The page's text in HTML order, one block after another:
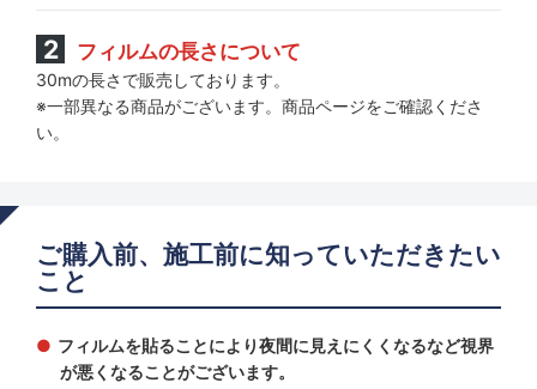
フィルムの長さについて
30mの長さで販売しております。
※一部異なる商品がございます。商品ページをご確認くださ
い。
ご購入前、施工前に知っていただきたい
こと
フィルムを貼ることにより夜間に見えにくくなるなど視界
が悪くなることがございます。